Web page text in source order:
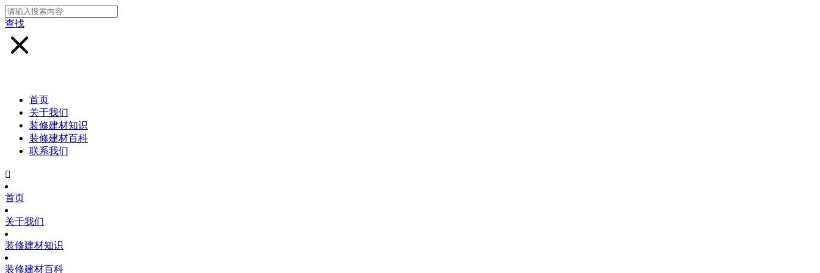
查找
首页
关于我们
装修建材知识
装修建材百科
联系我们

首页
关于我们
装修建材知识
装修建材百科